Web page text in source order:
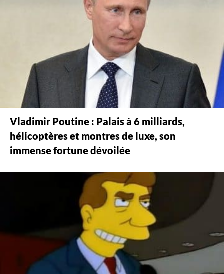
Vladimir Poutine : Palais à 6 milliards,
hélicoptères et montres de luxe, son
immense fortune dévoilée